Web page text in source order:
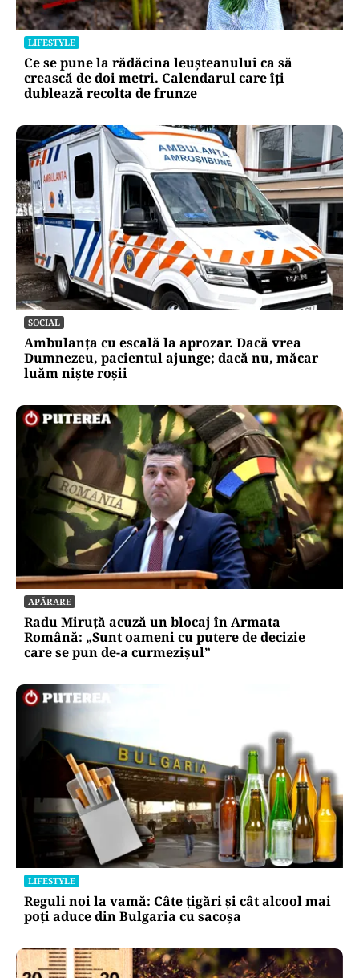
LIFESTYLE
Ce se pune la rădăcina leușteanului ca să
crească de doi metri. Calendarul care îți
dublează recolta de frunze
SOCIAL
Ambulanța cu escală la aprozar. Dacă vrea
Dumnezeu, pacientul ajunge; dacă nu, măcar
luăm niște roșii
APĂRARE
Radu Miruță acuză un blocaj în Armata
Română: „Sunt oameni cu putere de decizie
care se pun de-a curmezișul”
LIFESTYLE
Reguli noi la vamă: Câte țigări și cât alcool mai
poți aduce din Bulgaria cu sacoșa